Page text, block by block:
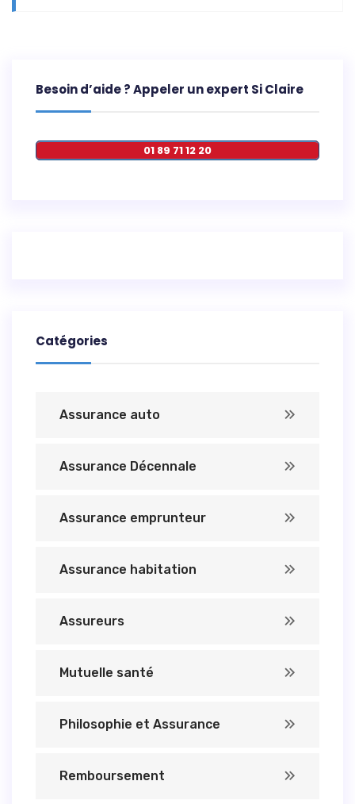
Besoin d’aide ? Appeler un expert Si Claire
01 89 71 12 20
Catégories
Assurance auto
Assurance Décennale
Assurance emprunteur
Assurance habitation
Assureurs
Mutuelle santé
Philosophie et Assurance
Remboursement